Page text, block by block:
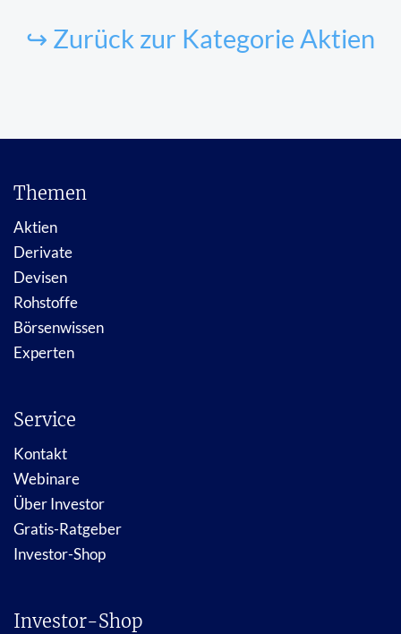
↪ Zurück zur Kategorie Aktien
Themen
Aktien
Derivate
Devisen
Rohstoffe
Börsenwissen
Experten
Service
Kontakt
Webinare
Über Investor
Gratis-Ratgeber
Investor-Shop
Investor-Shop